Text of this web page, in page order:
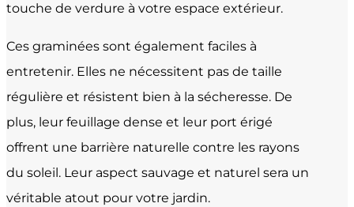
touche de verdure à votre espace extérieur.
Ces graminées sont également faciles à
entretenir. Elles ne nécessitent pas de taille
régulière et résistent bien à la sécheresse. De
plus, leur feuillage dense et leur port érigé
offrent une barrière naturelle contre les rayons
du soleil. Leur aspect sauvage et naturel sera un
véritable atout pour votre jardin.